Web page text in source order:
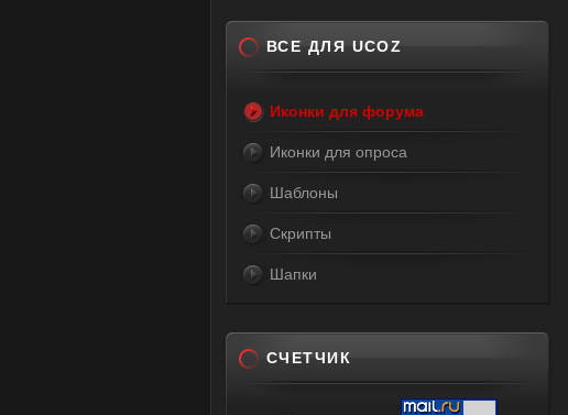
ВСЕ ДЛЯ UCOZ
Иконки для форума
Иконки для опроса
Шаблоны
Скрипты
Шапки
СЧЕТЧИК